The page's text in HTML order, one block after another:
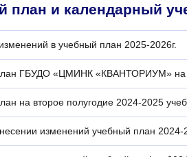
план и календарный
в учебный план 2025-2026г.
ГБУДО «ЦМИНК «КВАНТОРИУМ» на
на второе полугодие 2024-2025
изменений учебный план 2024-